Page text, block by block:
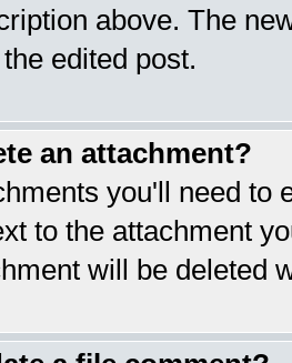
above. The
edited post.
an attachment?
you'll need
to the attachment
will be deleted